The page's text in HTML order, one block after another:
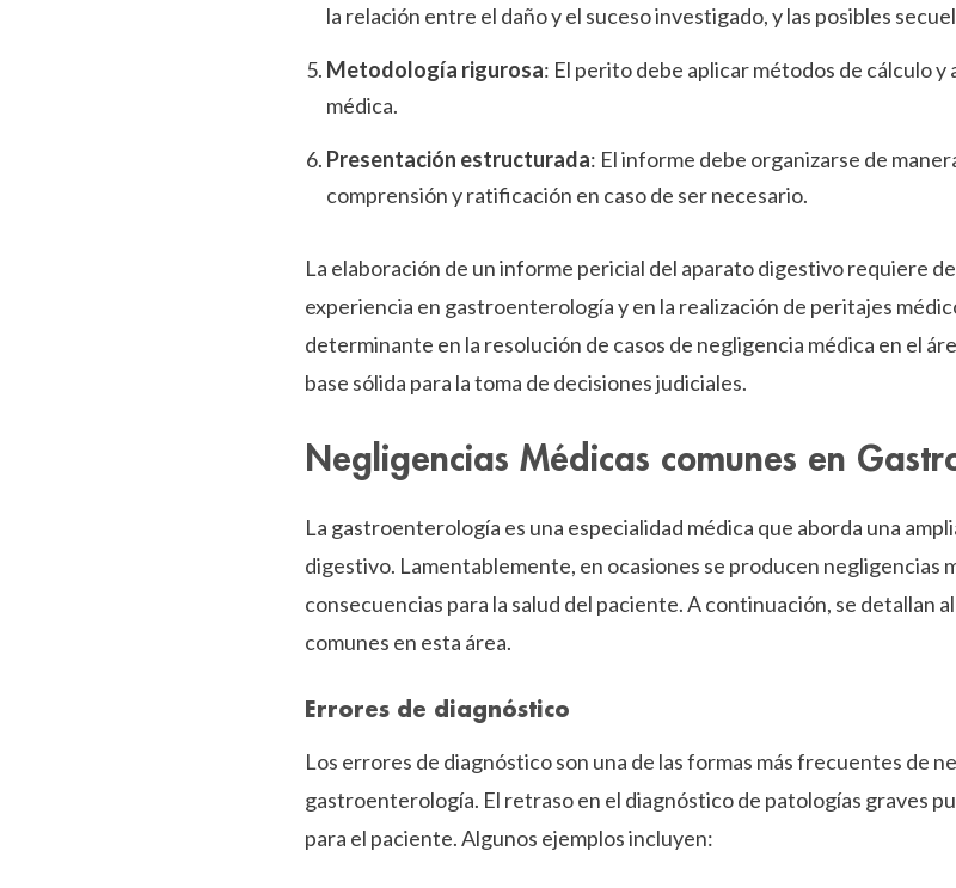
la relación entre el daño y el suceso investigado, y las posibles
Metodología rigurosa: El perito debe aplicar métodos de cálculo
médica.
Presentación estructurada: El informe debe organizarse de
comprensión y ratificación en caso de ser necesario.
La elaboración de un informe pericial del aparato digestivo requiere
experiencia en gastroenterología y en la realización de peritajes
determinante en la resolución de casos de negligencia médica en el
base sólida para la toma de decisiones judiciales.
Negligencias Médicas comunes en
La gastroenterología es una especialidad médica que aborda una
digestivo. Lamentablemente, en ocasiones se producen negligencias
consecuencias para la salud del paciente. A continuación, se detallan
comunes en esta área.
Errores de diagnóstico
Los errores de diagnóstico son una de las formas más frecuentes de
gastroenterología. El retraso en el diagnóstico de patologías graves
para el paciente. Algunos ejemplos incluyen: